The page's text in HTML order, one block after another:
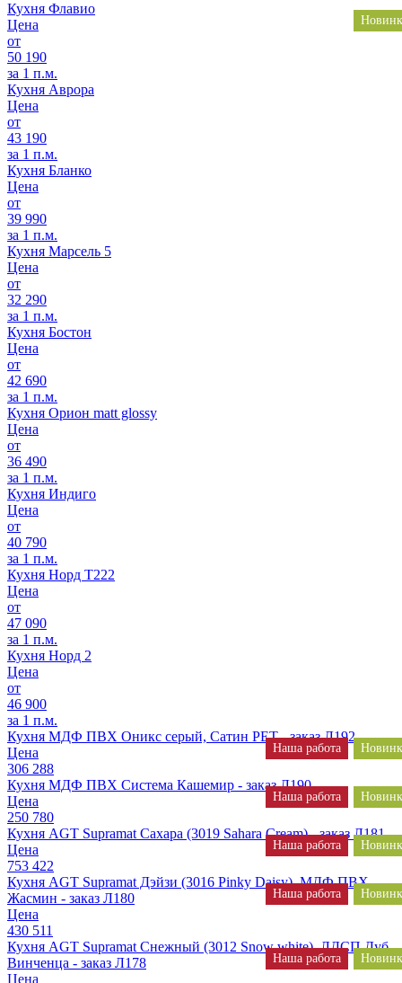
Кухня Флавио
Цена
от
50 190
за 1 п.м.
Кухня Аврора
Цена
от
43 190
за 1 п.м.
Кухня Бланко
Цена
от
39 990
за 1 п.м.
Кухня Марсель 5
Цена
от
32 290
за 1 п.м.
Кухня Бостон
Цена
от
42 690
за 1 п.м.
Кухня Орион matt glossy
Цена
от
36 490
за 1 п.м.
Кухня Индиго
Цена
от
40 790
за 1 п.м.
Кухня Норд Т222
Цена
от
47 090
за 1 п.м.
Кухня Норд 2
Цена
от
46 900
за 1 п.м.
Наша работа
Кухня МДФ ПВХ Оникс серый, Сатин PET - заказ Л192
Цена
306 288
Наша работа
Кухня МДФ ПВХ Система Кашемир - заказ Л190
Цена
250 780
Наша работа
Кухня AGT Supramat Сахара (3019 Sahara Cream) - заказ Л181
Цена
753 422
Наша работа
Кухня AGT Supramat Дэйзи (3016 Pinky Daisy), МДФ ПВХ
Жасмин - заказ Л180
Цена
430 511
Наша работа
Кухня AGT Supramat Снежный (3012 Snow white), ЛДСП Дуб
Винченца - заказ Л178
Цена